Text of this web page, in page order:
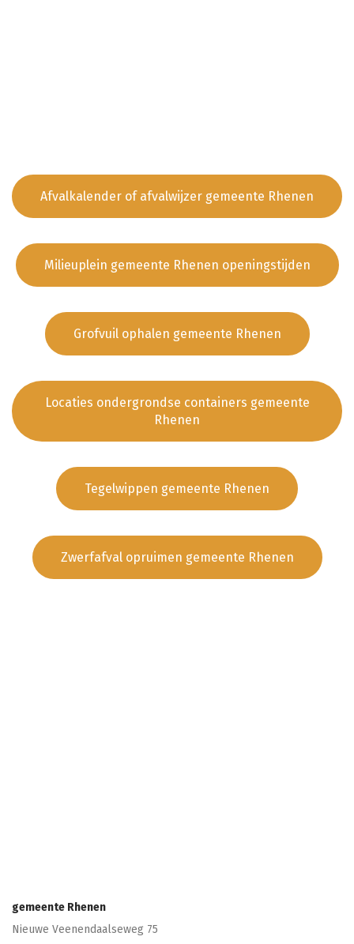
Afvalkalender of afvalwijzer gemeente Rhenen
Milieuplein gemeente Rhenen openingstijden
Grofvuil ophalen gemeente Rhenen
Locaties ondergrondse containers gemeente
Rhenen
Tegelwippen gemeente Rhenen
Zwerfafval opruimen gemeente Rhenen
gemeente Rhenen
Nieuwe Veenendaalseweg 75